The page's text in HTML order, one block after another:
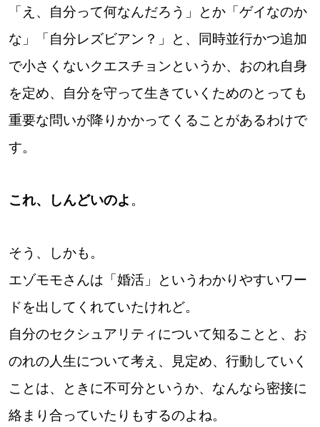
「え、自分って何なんだろう」とか「ゲイなのか
な」「自分レズビアン？」と、同時並行かつ追加
で小さくないクエスチョンというか、おのれ自身
を定め、自分を守って生きていくためのとっても
重要な問いが降りかかってくることがあるわけで
す。
これ、しんどいのよ 。
そう、しかも。
エゾモモさんは「婚活」というわかりやすいワー
ドを出してくれていたけれど。
自分のセクシュアリティについて知ることと、お
のれの人生について考え、見定め、行動していく
ことは、ときに不可分というか、なんなら密接に
絡まり合っていたりもするのよね。